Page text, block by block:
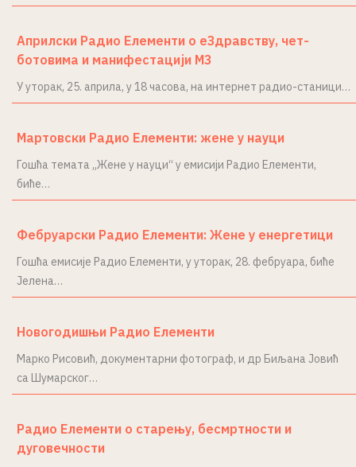
Априлски Радио Елементи о еЗдравству, чет-
ботовима и манифестацији М3
У уторак, 25. априла, у 18 часова, на интернет радио-станици…
Мартовски Радио Елементи: жене у науци
Гошћа темата „Жене у науци“ у емисији Радио Елементи,
биће…
Фебруарски Радио Елементи: Жене у енергетици
Гошћа емисије Радио Елементи, у уторак, 28. фебруара, биће
Јелена…
Новогодишњи Радио Елементи
Марко Рисовић, документарни фотограф, и др Биљана Јовић
са Шумарског…
Радио Елементи о старењу, бесмртности и
дуговечности